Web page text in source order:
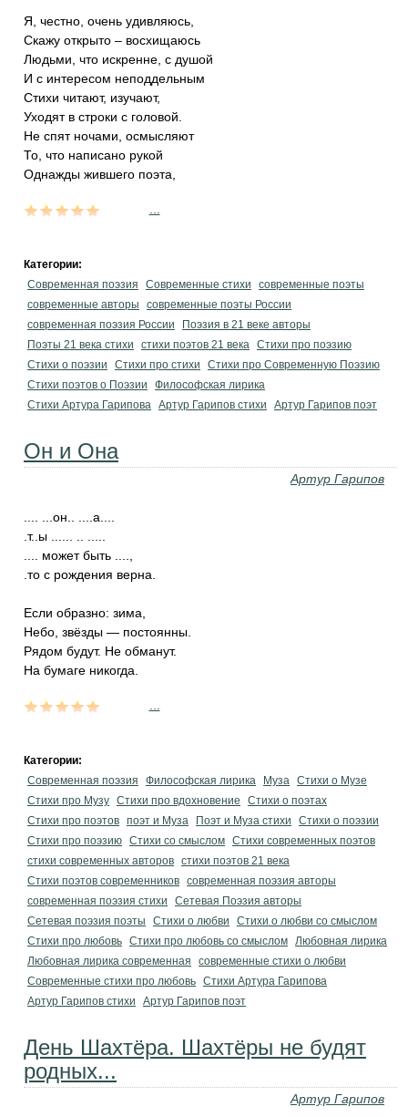
Я, честно, очень удивляюсь,
Скажу открыто – восхищаюсь
Людьми, что искренне, с душой
И с интересом неподдельным
Стихи читают, изучают,
Уходят в строки с головой.
Не спят ночами, осмысляют
То, что написано рукой
Однажды жившего поэта,
Категории:
Современная поэзия
Современные стихи
современные поэты
современные авторы
современные поэты России
современная поэзия России
Поэзия в 21 веке авторы
Поэты 21 века стихи
стихи поэтов 21 века Стихи про поэзию
Стихи о поэзии
Стихи про стихи
Стихи про Современную Поэзию
Стихи поэтов о Поэзии
Философская лирика
Стихи Артура Гарипова Артур Гарипов стихи Артур Гарипов поэт
Он и Она
Артур Гарипов
.... ...он.. ....а....
.т..ы ...... .. .....
.... может быть ....,
.то с рождения верна.
Если образно: зима,
Небо, звёзды — постоянны.
Рядом будут. Не обманут.
На бумаге никогда.
Категории:
Современная поэзия
Философская лирика Муза Стихи о Музе
Стихи про Музу Стихи про вдохновение
Стихи о поэтах
Стихи про поэтов поэт и Муза Поэт и Муза стихи
Стихи о поэзии
Стихи про поэзию Стихи со смыслом Стихи современных поэтов
стихи современных авторов стихи поэтов 21 века
Стихи поэтов современников современная поэзия авторы
современная поэзия стихи
Сетевая Поэзия авторы
Сетевая поэзия поэты
Стихи о любви
Стихи о любви со смыслом
Стихи про любовь Стихи про любовь со смыслом Любовная лирика
Любовная лирика современная
современные стихи о любви
Современные стихи про любовь Стихи Артура Гарипова
Артур Гарипов стихи
Артур Гарипов поэт
День Шахтёра. Шахтёры не будят
родных...
Артур Гарипов